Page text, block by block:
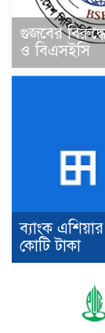
গুজবের
ও বিএসইসি
ব্যাংক
কোটি টাকা